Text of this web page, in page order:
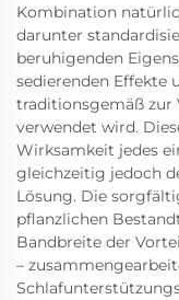
Kombination
darunter
beruhigenden
sedierenden Effekte
traditionsgemäß zur
verwendet wird.
Wirksamkeit jedes
gleichzeitig jedoch
Lösung. Die
pflanzlichen
Bandbreite der
–